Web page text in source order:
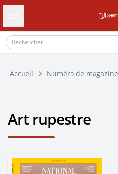
Ouvrir le tiroir de navigation
Accueil Numéro de magazine
Art rupestre